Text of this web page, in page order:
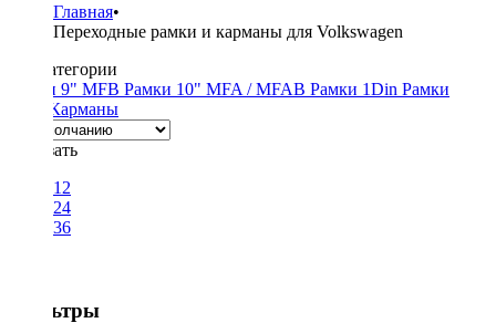
Главная•
Переходные рамки и карманы для Volkswagen
Подкатегории
Рамки 9" MFB Рамки 10" MFA / MFAB Рамки 1Din Рамки
Карманы
Показать
12
24
36
Фильтры